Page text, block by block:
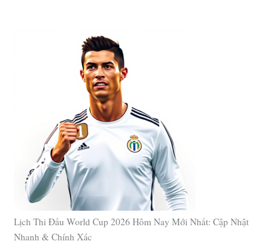
Lịch Thi Đấu World Cup 2026 Hôm Nay Mới Nhất: Cập Nhật
Nhanh & Chính Xác